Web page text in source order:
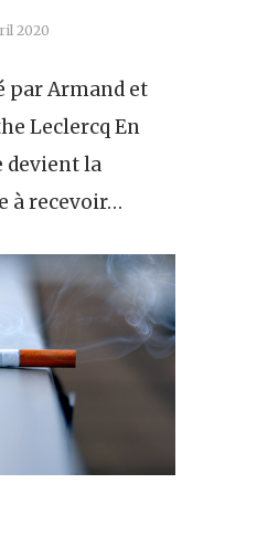
2020
par Armand et
Leclercq En
devient la
à recevoir…